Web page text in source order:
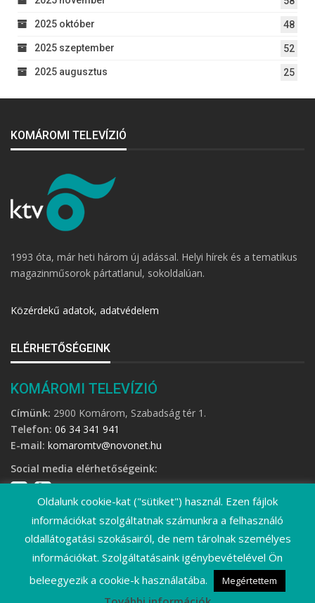
2025 október 48
2025 szeptember 52
2025 augusztus 25
KOMÁROMI TELEVÍZIÓ
1993 óta, már heti három új adással. Helyi hírek és a tematikus
magazinműsorok pártatlanul, sokoldalúan.
Közérdekű adatok, adatvédelem
ELÉRHETŐSÉGEINK
KOMÁROMI TELEVÍZIÓ
Címünk: 2900 Komárom, Szabadság tér 1.
Telefon: 06 34 341 941
E-mail: komaromtv@novonet.hu
Social media elérhetőségeink:
©2026 Komáromi Televízió • Minden jog fenntartva!
Oldalunk cookie-kat ("sütiket") használ. Ezen fájlok
információkat szolgáltatnak számunkra a felhasználó
oldallátogatási szokásairól, de nem tárolnak személyes
információkat. Szolgáltatásaink igénybevételével Ön
beleegyezik a cookie-k használatába.
Megértettem